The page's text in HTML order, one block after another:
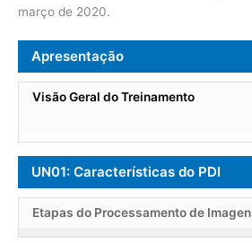
março de 2020.
Apresentação
Visão Geral do Treinamento
UN01: Características do PDI
Etapas do Processamento de